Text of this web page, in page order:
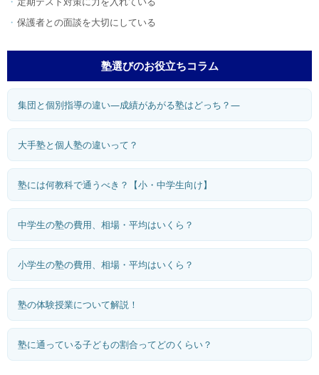
保護者との面談を大切にしている
塾選びのお役立ちコラム
集団と個別指導の違い―成績があがる塾はどっち？―
大手塾と個人塾の違いって？
塾には何教科で通うべき？【小・中学生向け】
中学生の塾の費用、相場・平均はいくら？
小学生の塾の費用、相場・平均はいくら？
塾の体験授業について解説！
塾に通っている子どもの割合ってどのくらい？